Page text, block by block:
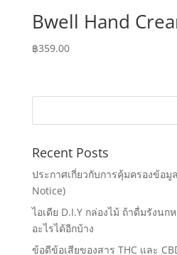
Bwell Hand
฿359.00
Recent Posts
ประกาศเกี่ยวกับการคุ้มครองข้อ
Notice)
ไอเดีย D.I.Y กล่องไม้ ถ้าดื่มรังน
อะไรได้อีกบ้าง
ข้อดีข้อเสียของสาร THC และ